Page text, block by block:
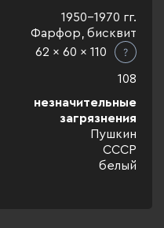
1950-1970 гг.
Фарфор, бисквит
62 x 60 x 110
108
незначительные
загрязнения
Пушкин
СССР
белый